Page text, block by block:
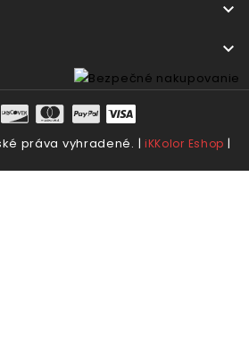


práva vyhradené. | iKKolor Eshop |